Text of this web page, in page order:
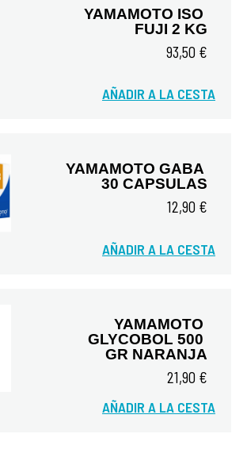
YAMAMOTO ISO
FUJI 2 KG
93,50 €
AÑADIR A LA CESTA
YAMAMOTO GABA
30 CAPSULAS
12,90 €
AÑADIR A LA CESTA
YAMAMOTO
GLYCOBOL 500
GR NARANJA
21,90 €
AÑADIR A LA CESTA